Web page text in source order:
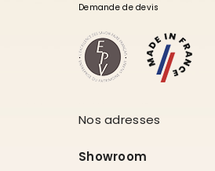
Demande de devis
Nos adresses
Showroom